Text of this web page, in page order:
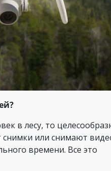
в лесу, то
снимки или снимают
времени. Все это